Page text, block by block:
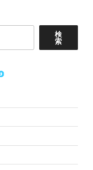
検
索